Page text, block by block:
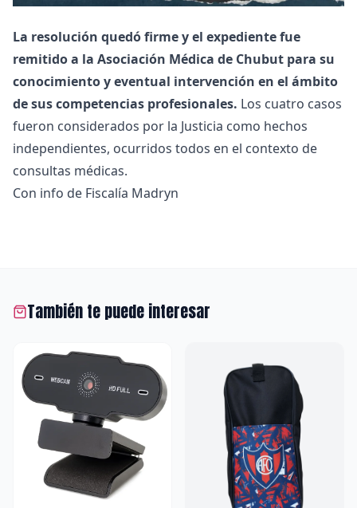
La resolución quedó firme y el expediente fue
remitido a la Asociación Médica de Chubut para su
conocimiento y eventual intervención en el ámbito
de sus competencias profesionales. Los cuatro casos
fueron considerados por la Justicia como hechos
independientes, ocurridos todos en el contexto de
consultas médicas.
Con info de Fiscalía Madryn
También te puede interesar